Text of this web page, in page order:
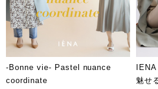
-Bonne vie- Pastel nuance
coordinate
魅せ